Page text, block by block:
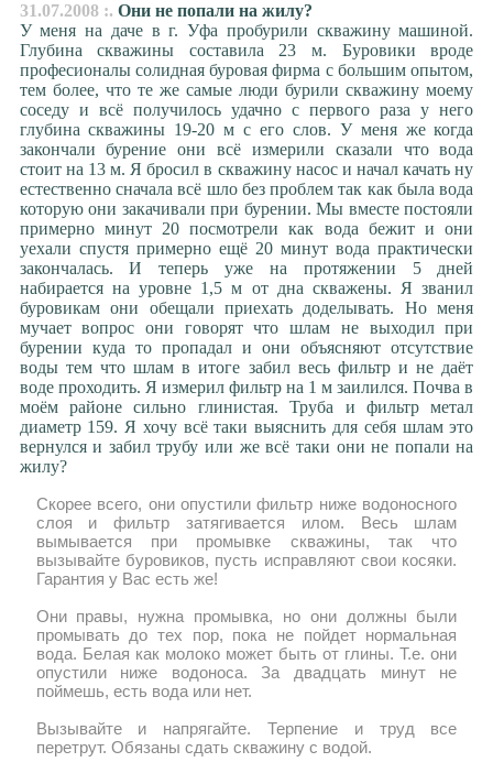
31.07.2008 :. Они не попали на жилу?
У меня на даче в г. Уфа пробурили скважину машиной.
Глубина скважины составила 23 м. Буровики вроде
професионалы солидная буровая фирма с большим опытом,
тем более, что те же самые люди бурили скважину моему
соседу и всё получилось удачно с первого раза у него
глубина скважины 19-20 м с его слов. У меня же когда
закончали бурение они всё измерили сказали что вода
стоит на 13 м. Я бросил в скважину насос и начал качать ну
естественно сначала всё шло без проблем так как была вода
которую они закачивали при бурении. Мы вместе постояли
примерно минут 20 посмотрели как вода бежит и они
уехали спустя примерно ещё 20 минут вода практически
закончалась. И теперь уже на протяжении 5 дней
набирается на уровне 1,5 м от дна скважены. Я званил
буровикам они обещали приехать доделывать. Но меня
мучает вопрос они говорят что шлам не выходил при
бурении куда то пропадал и они объясняют отсутствие
воды тем что шлам в итоге забил весь фильтр и не даёт
воде проходить. Я измерил фильтр на 1 м заилился. Почва в
моём районе сильно глинистая. Труба и фильтр метал
диаметр 159. Я хочу всё таки выяснить для себя шлам это
вернулся и забил трубу или же всё таки они не попали на
жилу?
Скорее всего, они опустили фильтр ниже водоносного
слоя и фильтр затягивается илом. Весь шлам
вымывается при промывке скважины, так что
вызывайте буровиков, пусть исправляют свои косяки.
Гарантия у Вас есть же!
Они правы, нужна промывка, но они должны были
промывать до тех пор, пока не пойдет нормальная
вода. Белая как молоко может быть от глины. Т.е. они
опустили ниже водоноса. За двадцать минут не
поймешь, есть вода или нет.
Вызывайте и напрягайте. Терпение и труд все
перетрут. Обязаны сдать скважину с водой.